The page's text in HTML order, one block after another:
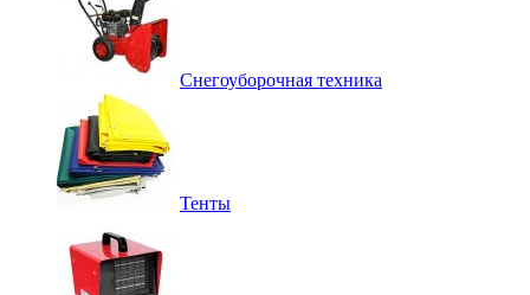
Снегоуборочная техника
Тенты